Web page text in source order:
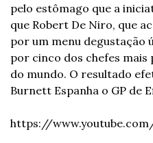
pelo estômago que a
que Robert De Niro, que
por um menu degustação
por cinco dos chefes
do mundo. O resultado
Burnett Espanha o GP de
https://